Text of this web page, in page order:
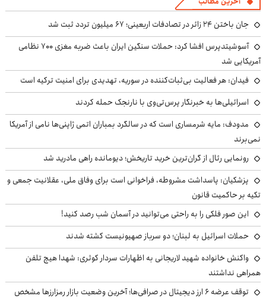
جان باختن ۲۴ زائر در تصادفات اربعینی؛ ۶۷ میلیون تردد ثبت شد
آسوشیتدپرس افشا کرد: حملات سنگین ایران باعث ضربه مغزی ۷۰۰ نظامی
آمریکایی شد
فیدان: هر فعالیت بی‌ثبات‌کننده در سوریه، تهدیدی برای امنیت ترکیه است
اسرائیلی‌ها به خبرنگار پرس‌تی‌وی با نارنجک حمله کردند
مدودف: مایه شرمساری است که در سالگرد بمباران اتمی ژاپنی‌ها نامی از آمریکا
نمی‌برند
رونمایی رئال از گران‌ترین خرید تاریخش؛ دیومانده راهی مادرید شد
پزشکیان: پاسداشت مشروطه، فراخوانی است برای وفاق ملی، عقلانیت جمعی و
تکیه بر حاکمیت قانون
این صور فلکی را به راحتی می‌توانید در آسمان شب رصد کنید!
حملات اسرائیل به لبنان؛ دو سرباز صهیونیست کشته شدند
واکنش خانواده شهید لاریجانی به اظهارات سردار کوثری: شهدا هیچ تلفن
همراهی نداشتند
توقف عرضه ۶ ارز دیجیتال در صرافی‌ها؛ آخرین وضعیت بازار رمزارزها مشخص